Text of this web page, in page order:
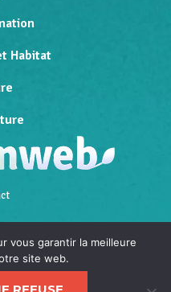
Habitat
vous garantir la meilleure
site web.